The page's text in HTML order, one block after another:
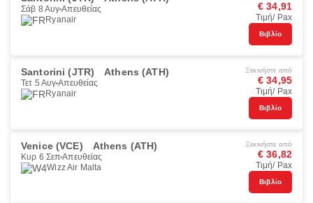
Σάβ 8 Αυγ Απευθείας
Ryanair
€ 34,91
Τιμή/ Pax
Βιβλίο
Santorini (JTR) Athens (ATH)
Τετ 5 Αυγ Απευθείας
Ryanair
Ξεκινήστε από
€ 34,95
Τιμή/ Pax
Βιβλίο
Venice (VCE) Athens (ATH)
Κυρ 6 Σεπ Απευθείας
Wizz Air Malta
Ξεκινήστε από
€ 36,82
Τιμή/ Pax
Βιβλίο